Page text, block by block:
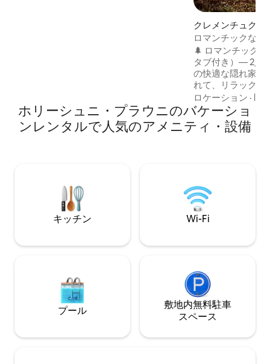
クレメンチュクの
ロマンチックな森
な休暇
🌲 ロマンチック
タブ付き）— 2人
の快適な隠れ家へ
れて、リラックス
り、自然を楽し
りです。この魅力
深くにあり、平和
イライト—屋外
る大きな窓
ロケーション · 眺
ホリーシュニ・プラウニのバケーショ
ンレンタルで人気のアメニティ・設備
キッチン Wi-Fi
プール
敷地内無料駐⁠車
ス⁠ペ⁠ー⁠ス